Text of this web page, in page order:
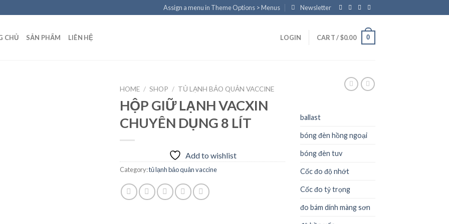
Assign a menu in Theme Options > Menus Newsletter
CHỦ SẢN PHẨM LIÊN HỆ LOGIN CART /$0.00 0
HOME / SHOP / TỦ LẠNH BẢO QUẢN VACCINE
HỘP GIỮ LẠNH VACXIN
CHUYÊN DỤNG 8 LÍT
Add to wishlist
Category:tủ lạnh bảo quản vaccine
ballast
bóng đèn hồng ngoại
bóng đèn tuv
Cốc đo độ nhớt
Cốc đo tỷ trọng
đo bám dính màng sơn